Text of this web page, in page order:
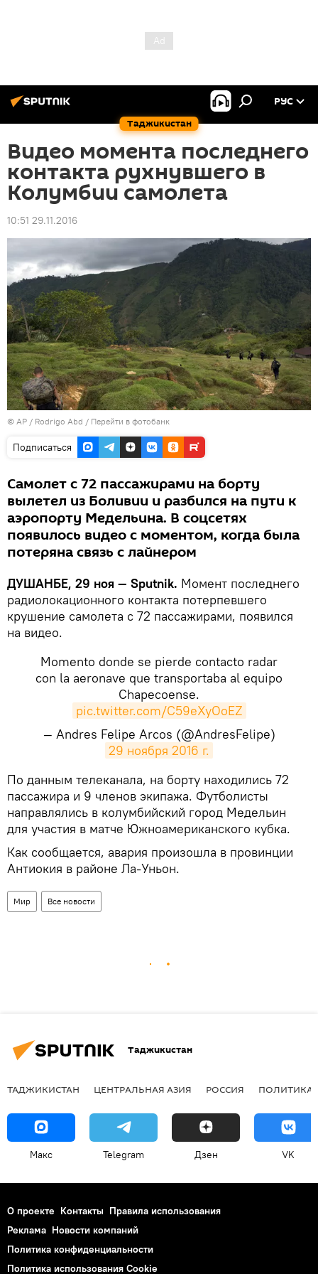
Таджикистан
РУС
Видео момента последнего
контакта рухнувшего в
Колумбии самолета
10:51 29.11.2016
© AP / Rodrigo Abd / Перейти в фотобанк
Подписаться
Самолет с 72 пассажирами на борту
вылетел из Боливии и разбился на пути к
аэропорту Медельина. В соцсетях
появилось видео с моментом, когда была
потеряна связь с лайнером
ДУШАНБЕ, 29 ноя — Sputnik. Момент последнего
радиолокационного контакта потерпевшего
крушение самолета с 72 пассажирами, появился
на видео.
Momento donde se pierde contacto radar
con la aeronave que transportaba al equipo
Chapecoense.
pic.twitter.com/C59eXyOoEZ
— Andres Felipe Arcos (@AndresFelipe)
29 ноября 2016 г.
По данным телеканала, на борту находились 72
пассажира и 9 членов экипажа. Футболисты
направлялись в колумбийский город Медельин
для участия в матче Южноамериканского кубка.
Как сообщается, авария произошла в провинции
Антиокия в районе Ла-Уньон.
Мир Все новости
Таджикистан
ТАДЖИКИСТАН ЦЕНТРАЛЬНАЯ АЗИЯ РОССИЯ ПОЛИТИКА
Макс Telegram Дзен VK
О проекте Контакты Правила использования
Реклама Новости компаний
Политика конфиденциальности
Политика использования Cookie